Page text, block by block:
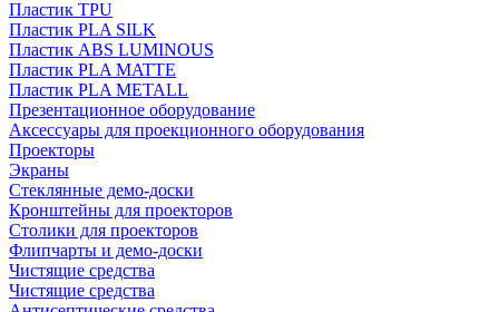
Пластик TPU
Пластик PLA SILK
Пластик ABS LUMINOUS
Пластик PLA MATTE
Пластик PLA METALL
Презентационное оборудование
Аксессуары для проекционного оборудования
Проекторы
Экраны
Стеклянные демо-доски
Кронштейны для проекторов
Столики для проекторов
Флипчарты и демо-доски
Чистящие средства
Чистящие средства